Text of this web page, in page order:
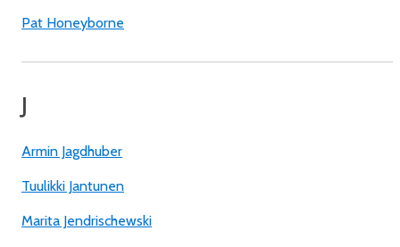
Pat Honeyborne
J
Armin Jagdhuber
Tuulikki Jantunen
Marita Jendrischewski